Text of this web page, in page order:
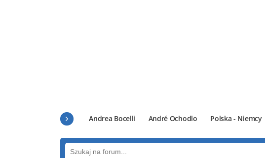
Andrea Bocelli André Ochodlo Polska - Niemcy